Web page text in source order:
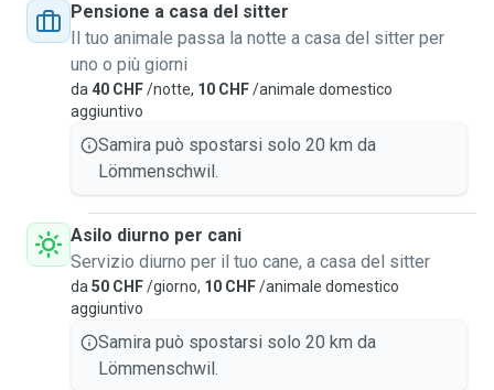
Pensione a casa del sitter
Il tuo animale passa la notte a casa del sitter per
uno o più giorni
da 40 CHF/notte, 10 CHF/animale domestico
aggiuntivo
Samira può spostarsi solo 20 km da
Lömmenschwil.
Asilo diurno per cani
Servizio diurno per il tuo cane, a casa del sitter
da 50 CHF/giorno, 10 CHF/animale domestico
aggiuntivo
Samira può spostarsi solo 20 km da
Lömmenschwil.